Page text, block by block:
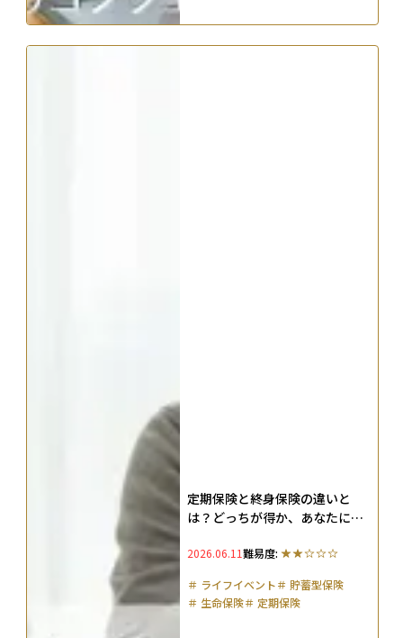
定期保険と終身保険の違いと
は？どっちが得か、あなたに最
2026.06.11難易度:
＃ ライフイベント＃ 貯蓄型保険
＃ 生命保険＃ 定期保険